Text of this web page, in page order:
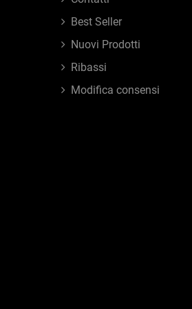
Best Seller
Nuovi Prodotti
Ribassi
Modifica consensi